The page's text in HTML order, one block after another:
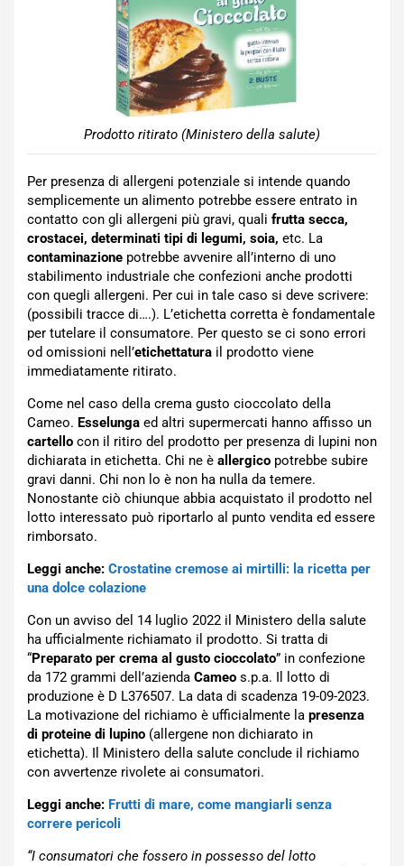
Prodotto ritirato (Ministero della salute)
Per presenza di allergeni potenziale si intende quando
semplicemente un alimento potrebbe essere entrato in
contatto con gli allergeni più gravi, quali frutta secca,
crostacei, determinati tipi di legumi, soia, etc. La
contaminazione potrebbe avvenire all’interno di uno
stabilimento industriale che confezioni anche prodotti
con quegli allergeni. Per cui in tale caso si deve scrivere:
(possibili tracce di….). L’etichetta corretta è fondamentale
per tutelare il consumatore. Per questo se ci sono errori
od omissioni nell’etichettatura il prodotto viene
immediatamente ritirato.
Come nel caso della crema gusto cioccolato della
Cameo. Esselunga ed altri supermercati hanno affisso un
cartello con il ritiro del prodotto per presenza di lupini non
dichiarata in etichetta. Chi ne è allergico potrebbe subire
gravi danni. Chi non lo è non ha nulla da temere.
Nonostante ciò chiunque abbia acquistato il prodotto nel
lotto interessato può riportarlo al punto vendita ed essere
rimborsato.
Leggi anche: Crostatine cremose ai mirtilli: la ricetta per
una dolce colazione
Con un avviso del 14 luglio 2022 il Ministero della salute
ha ufficialmente richiamato il prodotto. Si tratta di
“Preparato per crema al gusto cioccolato” in confezione
da 172 grammi dell’azienda Cameo s.p.a. Il lotto di
produzione è D L376507. La data di scadenza 19-09-2023.
La motivazione del richiamo è ufficialmente la presenza
di proteine di lupino (allergene non dichiarato in
etichetta). Il Ministero della salute conclude il richiamo
con avvertenze rivolete ai consumatori.
Leggi anche: Frutti di mare, come mangiarli senza
correre pericoli
“I consumatori che fossero in possesso del lotto